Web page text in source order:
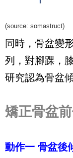
(source: somastruct)
同時，骨盆變
列，對腳踝，
研究認為骨盆
矯正骨盆
動作一 骨盆後